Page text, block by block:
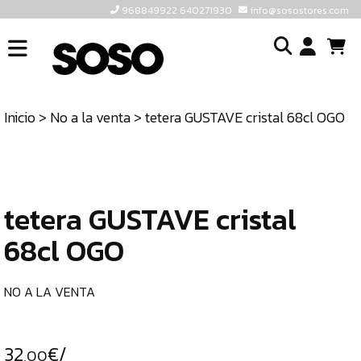
968849922 640271930 info@sosostores.com
INICIO
TIENDA
968849922
640271930
INFO@SOSOSTORES.COM
Inicio> No a la venta> tetera GUSTAVE cristal 68cl OGO
tetera GUSTAVE cristal
68cl OGO
NO A LA VENTA
32,00€/